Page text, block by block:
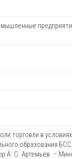
торговли в
образования
А. С. Артемьев. –